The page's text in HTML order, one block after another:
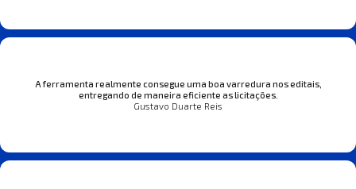
A ferramenta realmente consegue uma boa varredura nos editais,
entregando de maneira eficiente as licitações.
Gustavo Duarte Reis